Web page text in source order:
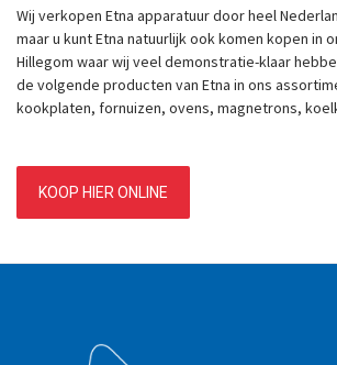
Wij verkopen Etna apparatuur door heel
maar u kunt Etna natuurlijk ook komen kopen in
Hillegom waar wij veel demonstratie-klaar
de volgende producten van Etna in ons
kookplaten, fornuizen, ovens, magnetrons,
KOOP HIER ONLINE